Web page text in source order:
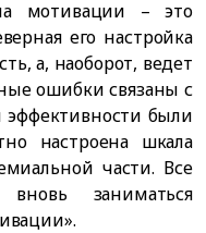
мотивации – это
его настройка
а, наоборот, ведет
ошибки связаны с
эффективности были
настроена шкала
части. Все
заниматься